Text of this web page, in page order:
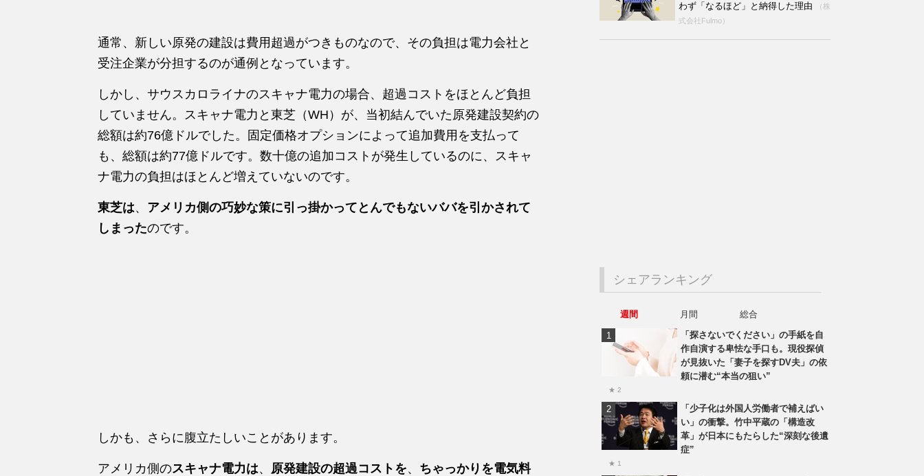
通常、新しい原発の建設は費用超過がつきものなので、その負担は電力会社と
受注企業が分担するのが通例となっています。
しかし、サウスカロライナのスキャナ電力の場合、超過コストをほとんど負担
していません。スキャナ電力と東芝（WH）が、当初結んでいた原発建設契約の
総額は約76億ドルでした。固定価格オプションによって追加費用を支払って
も、総額は約77億ドルです。数十億の追加コストが発生しているのに、スキャ
ナ電力の負担はほとんど増えていないのです。
東芝は、 アメリカ側の巧妙な策に引っ掛かってとんでもないババを引かされて
しまったのです。
しかも、さらに腹立たしいことがあります。
アメリカ側のスキャナ電力は、 原発建設の超過コストを、 ちゃっかりを電気料
わず「なるほど」と納得した理由
（株
式会社Fulmo）
シェアランキング
週間 月間
総合
「探さないでください」の手紙を自
作自演する卑怯な手口も。現役探偵
が見抜いた「妻子を探すDV夫」の依
頼に潜む“本当の狙い”
★ 2
「少子化は外国人労働者で補えばい
い」の衝撃。竹中平蔵の「構造改
革」が日本にもたらした“深刻な後遺
症”
★ 1